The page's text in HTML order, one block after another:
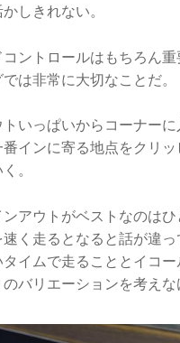
しきれない。
ントロールはもちろん
は非常に大切なことだ。
いっぱいからコーナー
インに寄る地点をクリ
。
アウトがベストなのは
速く走るとなると話が違
イムで走ることとイコ
バリエーションを考えな